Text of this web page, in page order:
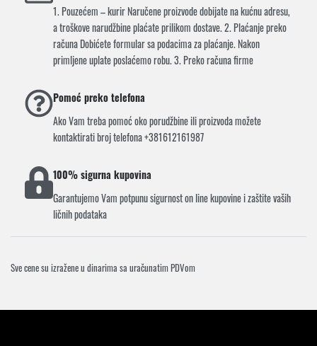
1. Pouzećem – kurir Naručene proizvode dobijate na kućnu adresu,
a troškove narudžbine plaćate prilikom dostave. 2. Plaćanje preko
računa Dobićete formular sa podacima za plaćanje. Nakon
primljene uplate poslaćemo robu. 3. Preko računa firme
Pomoć preko telefona
Ako Vam treba pomoć oko porudžbine ili proizvoda možete
kontaktirati broj telefona +381612161987
100% sigurna kupovina
Garantujemo Vam potpunu sigurnost on line kupovine i zaštite vaših
ličnih podataka
Sve cene su izražene u dinarima sa uračunatim PDVom